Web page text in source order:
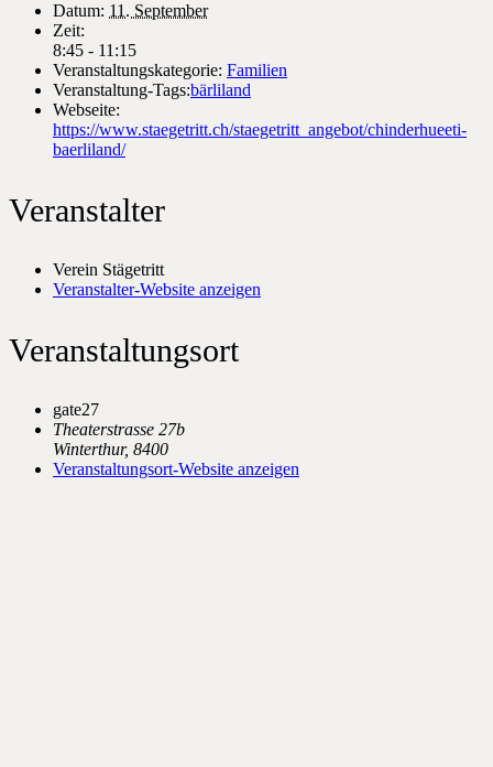
Datum: 11. September
Zeit:
8:45 - 11:15
Veranstaltungskategorie: Familien
Veranstaltung-Tags:bärliland
Webseite:
https://www.staegetritt.ch/staegetritt_angebot/chinderhueeti-
baerliland/
Veranstalter
Verein Stägetritt
Veranstalter-Website anzeigen
Veranstaltungsort
gate27
Theaterstrasse 27b
Winterthur, 8400
Veranstaltungsort-Website anzeigen